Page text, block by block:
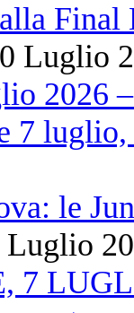
Final
Luglio
le